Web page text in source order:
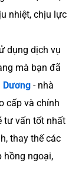
nhiệt, chịu lực
dụng dịch vụ
mà bạn đã
Dương - nhà
cấp và chính
tư vấn tốt nhất
thay thế các
hồng ngoại,